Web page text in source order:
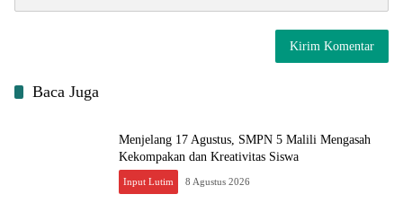
Baca Juga
Menjelang 17 Agustus, SMPN 5 Malili Mengasah
Kekompakan dan Kreativitas Siswa
Input Lutim 8 Agustus 2026